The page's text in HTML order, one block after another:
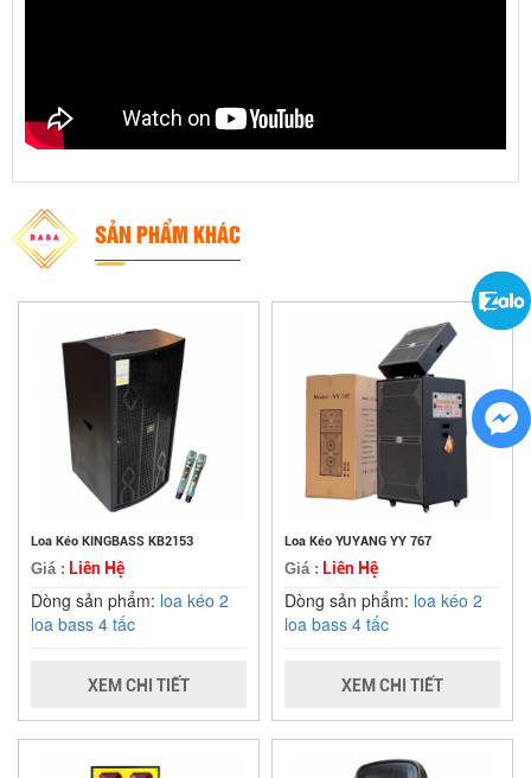
SẢN PHẨM KHÁC
Loa Kéo KINGBASS KB2153
Giá : Liên Hệ
Dòng sản phẩm: loa kéo 2
loa bass 4 tấc
XEM CHI TIẾT
Loa Kéo YUYANG YY 767
Giá : Liên Hệ
Dòng sản phẩm: loa kéo 2
loa bass 4 tấc
XEM CHI TIẾT